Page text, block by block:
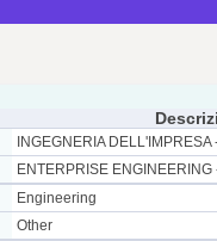
INGEGNERIA DELL'IMPRESA
ENTERPRISE ENGINEERING
Engineering
Other